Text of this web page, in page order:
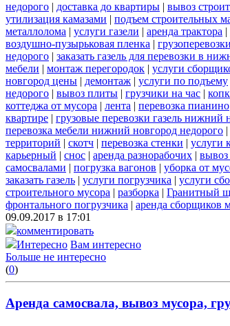
недорого | доставка до квартиры | вывоз
утилизация камазами | подъем строительных
металлолома | услуги газели | аренда трактора |
воздушно-пузырьковая пленка | грузоперевозки
недорого | заказать газель для перевозки в
мебели | монтаж перегородок | услуги
новгород цены | демонтаж | услуги по подъему
недорого | вывоз плиты | грузчики на час |
коттеджа от мусора | лента | перевозка пианино
квартире | грузовые перевозки газель нижний
перевозка мебели нижний новгород недорого |
территорий | скотч | перевозка стенки | услуги
карьерный | снос | аренда разнорабочих | вывоз
самосвалами | погрузка вагонов | уборка от
заказать газель | услуги погрузчика | услуги
строительного мусора | разборка | Гранитный
фронтального погрузчика | аренда сборщиков
09.09.2017 в 17:01
комментировать
Интересно Вам интересно
Больше не интересно
(0)
Аренда самосвала, вывоз мусора,